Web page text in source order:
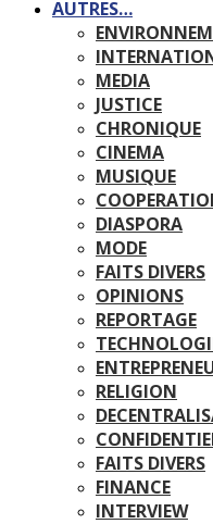
AUTRES…
MEDIA
JUSTICE
CHRONIQUE
CINEMA
MUSIQUE
DIASPORA
MODE
FAITS DIVERS
OPINIONS
REPORTAGE
RELIGION
FAITS DIVERS
FINANCE
INTERVIEW